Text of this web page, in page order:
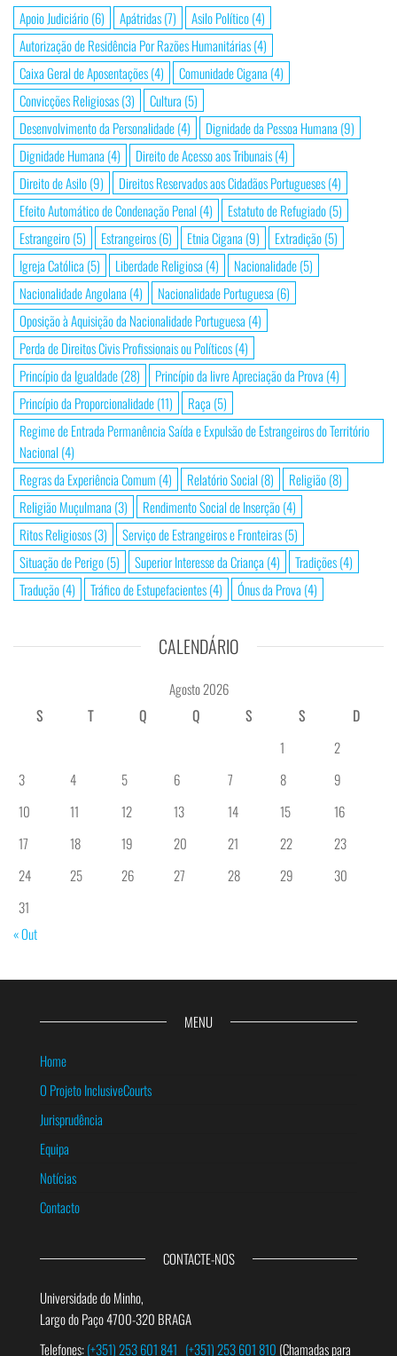
Apoio Judiciário(6) Apátridas(7) Asilo Político(4)
Autorização de Residência Por Razões Humanitárias(4)
Caixa Geral de Aposentações(4) Comunidade Cigana (4)
Convicções Religiosas(3) Cultura (5)
Desenvolvimento da Personalidade(4) Dignidade da Pessoa Humana (9)
Dignidade Humana (4) Direito de Acesso aos Tribunais(4)
Direito de Asilo(9) Direitos Reservados aos Cidadãos Portugueses(4)
Efeito Automático de Condenação Penal (4) Estatuto de Refugiado(5)
Estrangeiro(5) Estrangeiros(6) Etnia Cigana (9) Extradição(5)
Igreja Católica (5) Liberdade Religiosa (4) Nacionalidade(5)
Nacionalidade Angolana (4) Nacionalidade Portuguesa (6)
Oposição à Aquisição da Nacionalidade Portuguesa (4)
Perda de Direitos Civis Profissionais ou Políticos(4)
Princípio da Igualdade(28) Princípio da livre Apreciação da Prova (4)
Princípio da Proporcionalidade(11) Raça (5)
Regime de Entrada Permanência Saída e Expulsão de Estrangeiros do Território
Nacional (4)
Regras da Experiência Comum (4) Relatório Social (8) Religião(8)
Religião Muçulmana (3) Rendimento Social de Inserção(4)
Ritos Religiosos(3) Serviço de Estrangeiros e Fronteiras(5)
Situação de Perigo(5) Superior Interesse da Criança (4) Tradições(4)
Tradução(4) Tráfico de Estupefacientes(4) Ónus da Prova (4)
CALENDÁRIO
Agosto 2026
S
T Q Q S S
D
1
2
3
4 5 6 7 8
9
10
11 12 13 14 15
16
17
18 19 20 21 22
23
24
25 26 27 28 29
30
31
« Out
MENU
Home
O Projeto InclusiveCourts
Jurisprudência
Equipa
Notícias
Contacto
CONTACTE-NOS
Universidade do Minho,
Largo do Paço 4700-320 BRAGA
Telefones:(+351) 253 601 841 (+351) 253 601 810 (Chamadas para